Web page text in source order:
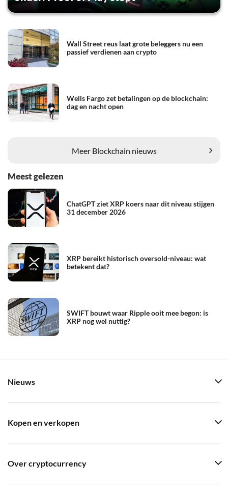
Wall Street reus laat grote beleggers nu een
passief verdienen aan crypto
Wells Fargo zet betalingen op de blockchain:
dag en nacht open
Meer Blockchain nieuws
Meest gelezen
ChatGPT ziet XRP koers naar dit niveau stijgen
31 december 2026
XRP bereikt historisch oversold-niveau: wat
betekent dat?
SWIFT bouwt waar Ripple ooit mee begon: is
XRP nog wel nuttig?
Nieuws
Kopen en verkopen
Over cryptocurrency